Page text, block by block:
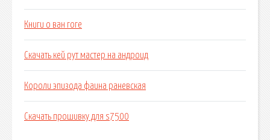
Книги о ван гоге
Скачать кей рут мастер на андроид
Короли эпизода фаина раневская
Скачать прошивку для s7500